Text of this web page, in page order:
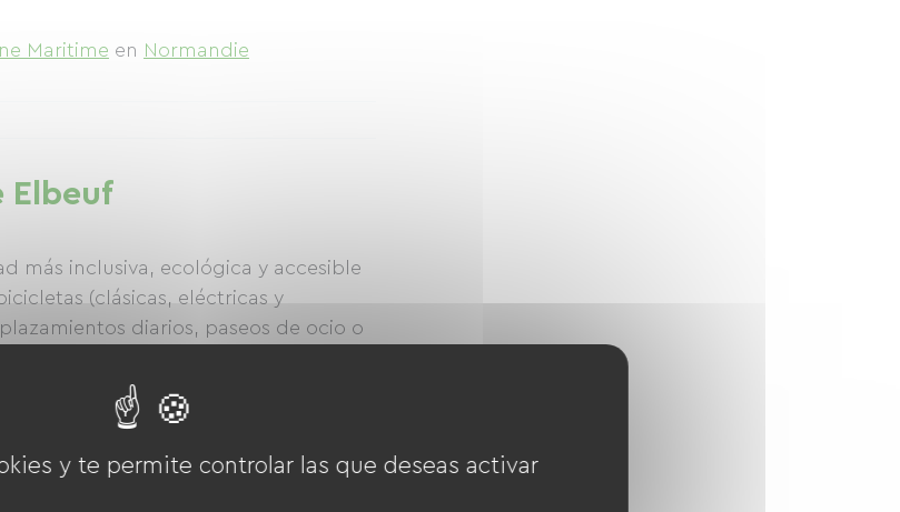
Maritime en Normandie
Elbeuf
más inclusiva, ecológica y accesible
(clásicas, eléctricas y
diarios, paseos de ocio o
en nuestros talleres de
con CICERONE significa apoyar la
económica y la transición
en alquiler! 🚲
y te permite controlar las que deseas activar